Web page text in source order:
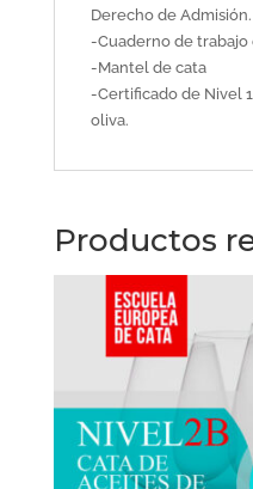
Derecho de Admisión.
-Cuaderno de trabajo
-Mantel de cata
-Certificado de Nivel
oliva.
Productos